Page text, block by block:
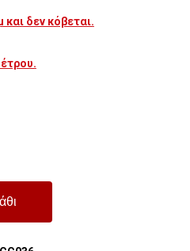
και δεν κόβεται.